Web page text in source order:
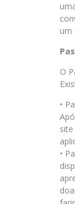
um
O
•
site
•